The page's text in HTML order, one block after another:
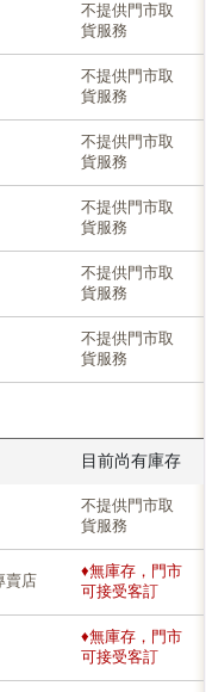
不提供門市取
貨服務
不提供門市取
貨服務
不提供門市取
貨服務
不提供門市取
貨服務
不提供門市取
貨服務
不提供門市取
貨服務
目前尚有庫存
不提供門市取
貨服務
賣店
♦無庫存，門市
可接受客訂
♦無庫存，門市
可接受客訂